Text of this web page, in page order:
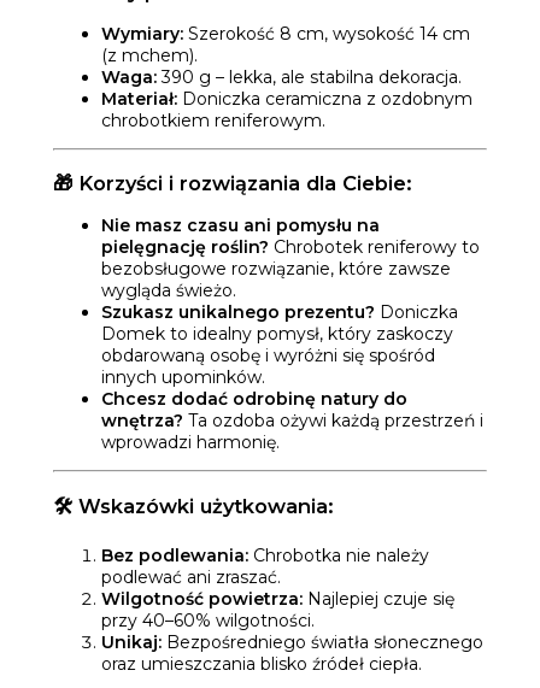
Wymiary:Szerokość 8 cm, wysokość 14 cm
(z mchem).
Waga:390 g – lekka, ale stabilna dekoracja.
Materiał:Doniczka ceramiczna z ozdobnym
chrobotkiem reniferowym.
🎁 Korzyści i rozwiązania dla Ciebie:
Nie masz czasu ani pomysłu na
pielęgnację roślin? Chrobotek reniferowy to
bezobsługowe rozwiązanie, które zawsze
wygląda świeżo.
Szukasz unikalnego prezentu? Doniczka
Domek to idealny pomysł, który zaskoczy
obdarowaną osobę i wyróżni się spośród
innych upominków.
Chcesz dodać odrobinę natury do
wnętrza? Ta ozdoba ożywi każdą przestrzeń i
wprowadzi harmonię.
🛠️ Wskazówki użytkowania:
Bez podlewania:Chrobotka nie należy
podlewać ani zraszać.
Wilgotność powietrza:Najlepiej czuje się
przy 40–60% wilgotności.
Unikaj:Bezpośredniego światła słonecznego
oraz umieszczania blisko źródeł ciepła.